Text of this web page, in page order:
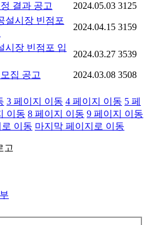
결과 공고 2024.05.03 3125
설시장 빈점포
2024.04.15 3159
시장 빈점포 입
2024.03.27 3539
집 공고 2024.03.08 3508
3 페이지 이동 4 페이지 이동 5 페
이동 8 페이지 이동 9 페이지 이동
이동 마지막 페이지로 이동